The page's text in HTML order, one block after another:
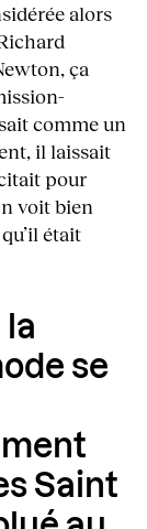
alors
ça
comme un
il laissait
pour
voit bien
était
la
se
Saint